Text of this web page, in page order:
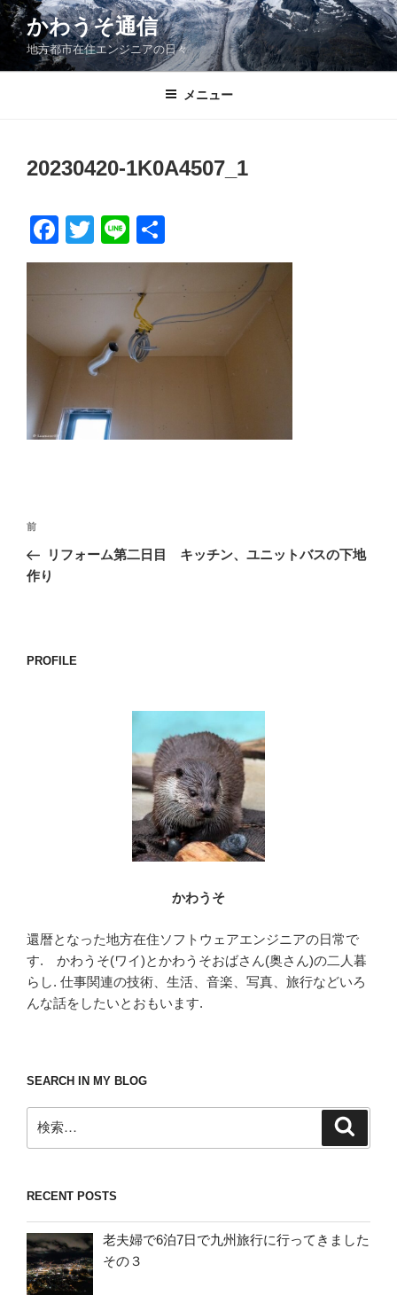
コ
ン
ン
かわうそ通信
地方都市在住エンジニアの日々
メニュー
20230420-1K0A4507_1
F
a
b
o
k
T
wi
tt
Li
n
e
有
投
ナ
シ
前
の
投
前
リフォーム第二日目 キッチン、ユニットバスの下地
作り
PROFILE
かわうそ
還暦となった地方在住ソフトウェアエンジニアの日常で
す. かわうそ(ワイ)とかわうそおばさん(奥さん)の二人暮
らし. 仕事関連の技術、生活、音楽、写真、旅行などいろ
んな話をしたいとおもいます.
SEARCH IN MY BLOG
索:
RECENT POSTS
老夫婦で6泊7日で九州旅行に行ってきました
その３